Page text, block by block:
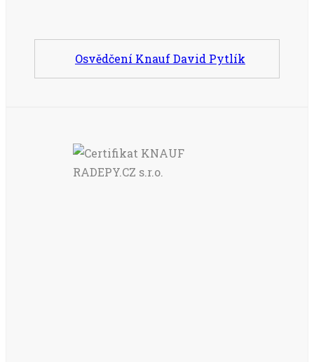
Osvědčení Knauf David Pytlík